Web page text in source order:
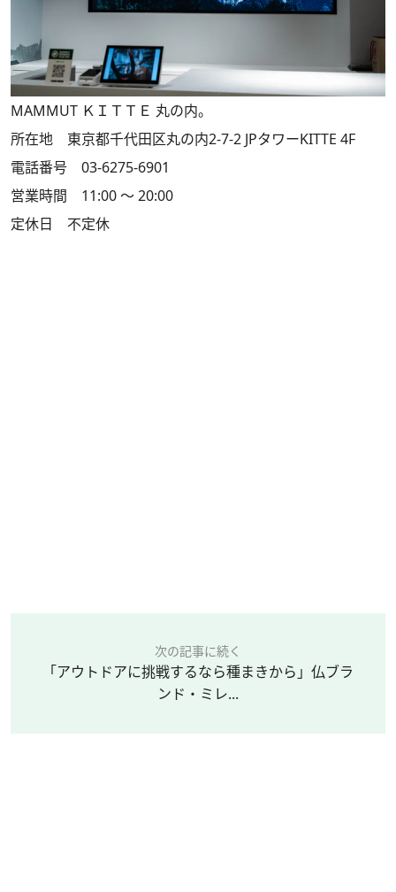
MAMMUT ＫＩＴＴＥ 丸の内。
所在地 東京都千代田区丸の内2-7-2 JPタワーKITTE 4F
電話番号 03-6275-6901
営業時間 11:00 ～ 20:00
定休日 不定休
次の記事に続く
「アウトドアに挑戦するなら種まきから」仏ブラ
ンド・ミレ...